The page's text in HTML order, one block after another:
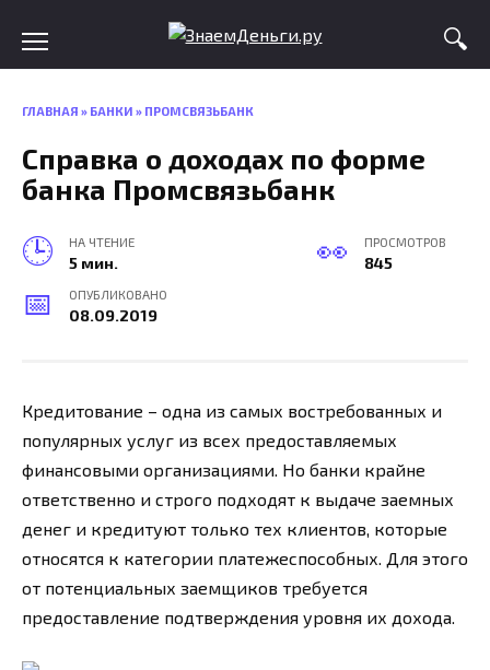
content
ГЛАВНАЯ » БАНКИ » ПРОМСВЯЗЬБАНК
Справка о доходах по форме
банка Промсвязьбанк
НА ЧТЕНИЕ
5 мин.
ПРОСМОТРОВ
845
ОПУБЛИКОВАНО
08.09.2019
Кредитование – одна из самых востребованных и
популярных услуг из всех предоставляемых
финансовыми организациями. Но банки крайне
ответственно и строго подходят к выдаче заемных
денег и кредитуют только тех клиентов, которые
относятся к категории платежеспособных. Для этого
от потенциальных заемщиков требуется
предоставление подтверждения уровня их дохода.